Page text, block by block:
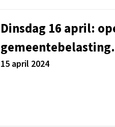
Dinsdag 16 april:
gemeentebelasting.
15 april 2024